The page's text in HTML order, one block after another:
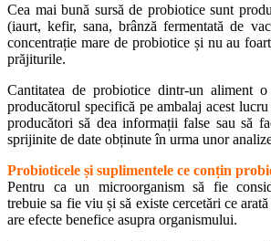
Cea mai bună sursă de probiotice sunt
(iaurt, kefir, sana, brânză fermentată de
concentrație mare de probiotice și nu au
prăjiturile.
Cantitatea de probiotice dintr-un aliment
producătorul specifică pe ambalaj acest
producători să dea informații false sau să
sprijinite de date obținute în urma unor
Probioticele și suplimentele ce conțin
Pentru ca un microorganism să fie
trebuie sa fie viu și să existe cercetări ce
are efecte benefice asupra organismului.